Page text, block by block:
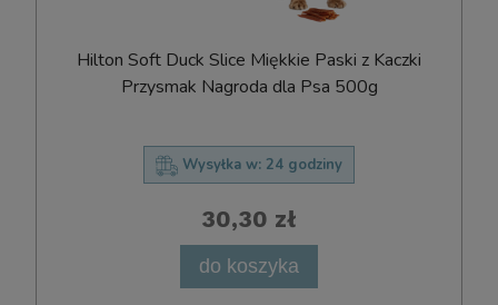
Hilton Soft Duck Slice Miękkie Paski z Kaczki
Przysmak Nagroda dla Psa 500g
Wysyłka w: 24 godziny
30,30 zł
do koszyka